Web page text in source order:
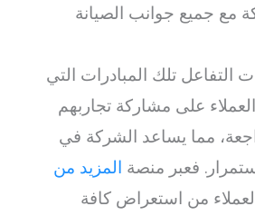
مع جميع جوانب الصيانة
التفاعل تلك المبادرات التي
على مشاركة تجاربهم
مما يساعد الشركة في
فعبر منصة المزيد من
من استعراض كافة